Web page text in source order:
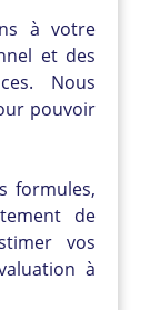
à votre
et des
Nous
pouvoir
formules,
de
vos
à